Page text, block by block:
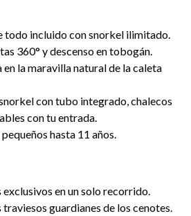
todo incluido con snorkel ilimitado.
360° y descenso en tobogán.
en la maravilla natural de la caleta
con tubo integrado, chalecos
con tu entrada.
hasta 11 años.
en un solo recorrido.
guardianes de los cenotes.